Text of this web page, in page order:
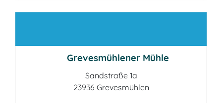
Grevesmühlener Mühle
Sandstraße 1a
23936 Grevesmühlen